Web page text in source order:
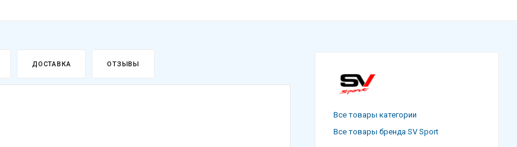
ДОСТАВКА ОТЗЫВЫ
Все товары категории
Все товары бренда SV Sport